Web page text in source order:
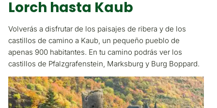
Lorch hasta Kaub
Volverás a disfrutar de los paisajes de ribera y de los
castillos de camino a Kaub, un pequeño pueblo de
apenas 900 habitantes. En tu camino podrás ver los
castillos de Pfalzgrafenstein, Marksburg y Burg Boppard.